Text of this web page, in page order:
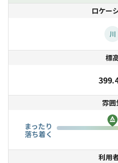
小さなキャンプ場を作りまし
この集落のど真ん中に位置し
三角屋根の宿泊棟を作りまし
田舎のお爺ちゃんお婆さんの
宿泊棟には寝具の用意があり
寝袋（シェラフ）をご持参く
レンタル出来ます。
ロケー
川
標
雰囲
まったり
落ち着く
利用